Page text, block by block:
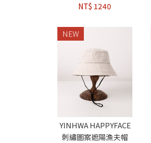
NT$ 1240
NEW
YINHWA HAPPYFACE
刺繡圖案遮陽漁夫帽